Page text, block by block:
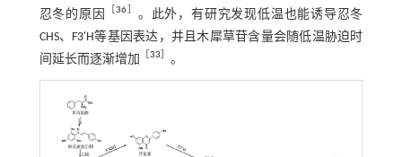
忍冬的原因
［36］ 。此外，有研究发现低温也能诱导忍冬
CHS、F3'H等基因表达，并且木犀草苷含量会随低温胁迫时
间延长而逐渐增加
［33］ 。